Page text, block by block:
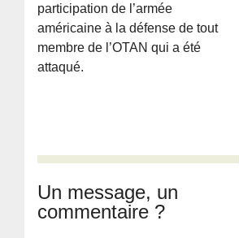
participation de l’armée
américaine à la défense de tout
membre de l’OTAN qui a été
attaqué.
Un message, un
commentaire ?